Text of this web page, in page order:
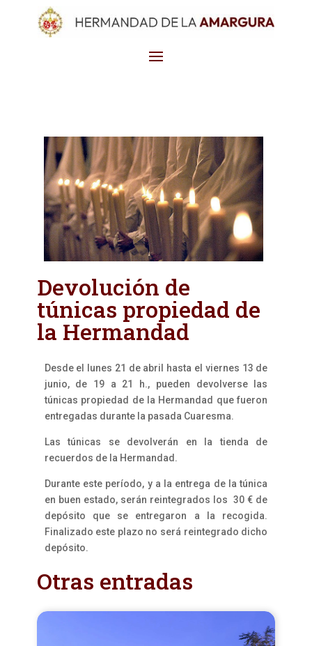
Devolución de
túnicas propiedad de
la Hermandad
Desde el lunes 21 de abril hasta el viernes 13 de
junio, de 19 a 21 h., pueden devolverse las
túnicas propiedad de la Hermandad que fueron
entregadas durante la pasada Cuaresma.
Las túnicas se devolverán en la tienda de
recuerdos de la Hermandad.
Durante este período, y a la entrega de la túnica
en buen estado, serán reintegrados los 30 € de
depósito que se entregaron a la recogida.
Finalizado este plazo no será reintegrado dicho
depósito.
Otras entradas